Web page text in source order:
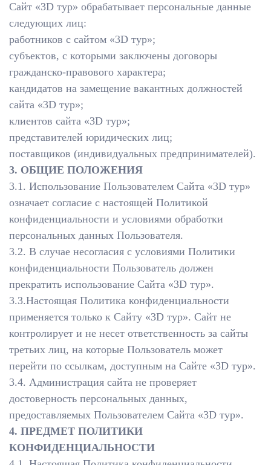
Сайт «3D тур» обрабатывает персональные данные
следующих лиц:
работников с сайтом «3D тур»;
субъектов, с которыми заключены договоры
гражданско-правового характера;
кандидатов на замещение вакантных должностей
сайта «3D тур»;
клиентов сайта «3D тур»;
представителей юридических лиц;
поставщиков (индивидуальных предпринимателей).
3. ОБЩИЕ ПОЛОЖЕНИЯ
3.1. Использование Пользователем Сайта «3D тур»
означает согласие с настоящей Политикой
конфиденциальности и условиями обработки
персональных данных Пользователя.
3.2. В случае несогласия с условиями Политики
конфиденциальности Пользователь должен
прекратить использование Сайта «3D тур».
3.3.Настоящая Политика конфиденциальности
применяется только к Сайту «3D тур». Сайт не
контролирует и не несет ответственность за сайты
третьих лиц, на которые Пользователь может
перейти по ссылкам, доступным на Сайте «3D тур».
3.4. Администрация сайта не проверяет
достоверность персональных данных,
предоставляемых Пользователем Сайта «3D тур».
4. ПРЕДМЕТ ПОЛИТИКИ
КОНФИДЕНЦИАЛЬНОСТИ